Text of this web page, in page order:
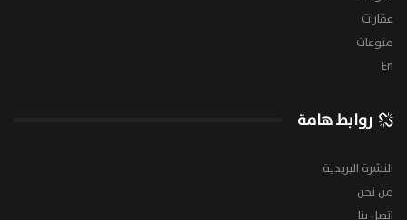
عقارات
منوعات
En
روابط هامة
النشرة البريدية
من نحن
اتصل بنا